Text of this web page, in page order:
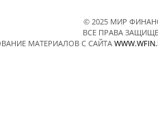
© 2025 МИР
ВСЕ ПРАВА
МАТЕРИАЛОВ C САЙТА